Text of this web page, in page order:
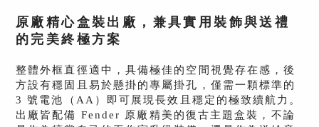
原廠精心盒裝出廠，兼具實用裝飾與送禮
的完美終極方案
整體外框直徑適中，具備極佳的空間視覺存在感，後
方設有穩固且易於懸掛的專屬掛孔，僅需一顆標準的
3 號電池（AA）即可展現長效且穩定的極致續航力。
出廠皆配備 Fender 原廠精美的復古主題盒裝，不論